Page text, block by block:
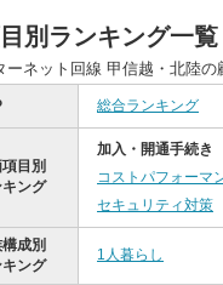
別ランキング一覧
ーネット回線 甲信越・北陸の
総合ランキング
目別
キング
加入・開通手続き
コストパフォーマ
セキュリティ対策
成別
キング
1人暮らし